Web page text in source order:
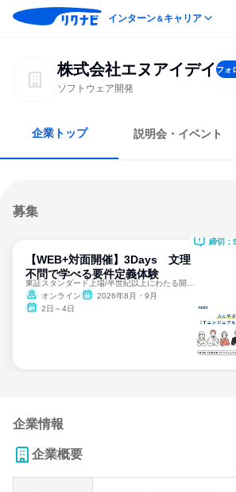
インターン＆キャリア
株式会社エヌアイデイフォ
ソフトウェア開発
企業トップ 説明会・イベント
募集
【WEB+対面開催】3Days 文理
不問で学べる要件定義体験
オンライン
2026年8月・9月
2日～4日
締切：
企業情報
企業概要